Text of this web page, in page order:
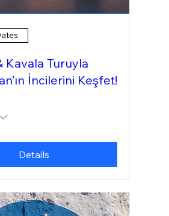
Kavala Turuyla
İncilerini Keşfet!
Details